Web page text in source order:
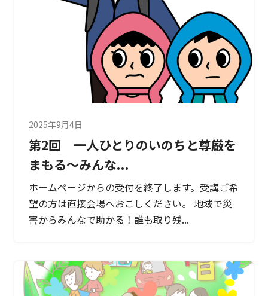
2025年9月4日
第2回 一人ひとりのいのちと尊厳を
まもる～みんな...
ホームページからの受付を終了します。受講ご希
望の方は直接会場へおこしください。 地域で災
害からみんなで助かる！誰も取り残...